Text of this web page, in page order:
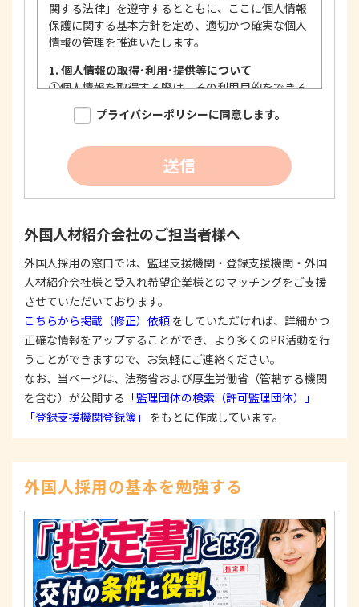
関する法律」を遵守するとともに、ここに個人情報
保護に関する基本方針を定め、適切かつ確実な個人
情報の管理を推進いたします。
1. 個人情報の取得･利用･提供等について
①個人情報を取得する際は、その利用目的をできる
限り明確に特定し、その目的達成に必要な限度に
おいて適法かつ公正な手段を用い、同意を得て取
個人情報を利用する際は、本人に明示、通知、ま
たは公表した利用目的の範囲内に限定し、それに
反する目的外利用を行なわないための措置を講じ
する際は、本人が同意を与えた利用目的の範囲内
で、適法にこれを行います。
2. 安全対策の実施について
個人情報の正確性およびその利用の安全性を確保す
るため、情報セキュリティ対策を始めとする安全措
置を構築し、個人情報への不正アクセス、個人情報
の漏洩、滅失または毀損等の的確な防止とセキュリ
ティの是正に努めます。
3. 苦情および相談等に対する適正な対応について
本人からの苦情および相談があった場合には、適切
示、訂正、削除、または利用もしくは提供の停止等
を求められたときは、適法かつ遅滞なく応じます。
4. 法令・指針・規範の遵守について
適正な個人情報保護の実現のため、個人情報の取扱
いに関する法令、国が定める指針およびその他の規
範を遵守します。
個人情報に関するお問い合わせ窓口
プライバシーポリシーに同意します。
送信
外国人材紹介会社のご担当者様へ
外国人採用の窓口では、監理支援機関・登録支援機関・外国
人材紹介会社様と受入れ希望企業様とのマッチングをご支援
させていただいております。
こちらから掲載（修正）依頼 をしていただければ、詳細かつ
正確な情報をアップすることができ、より多くのPR活動を行
うことができますので、お気軽にご連絡ください。
なお、当ページは、法務省および厚生労働省（管轄する機関
を含む）が公開する 「監理団体の検索（許可監理団体）」
「登録支援機関登録簿」
をもとに作成しています。
外国人採用の基本を勉強する